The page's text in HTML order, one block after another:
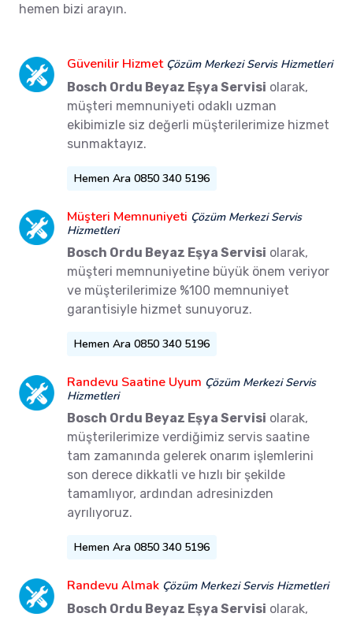
hemen bizi arayın.
Güvenilir Hizmet Çözüm Merkezi Servis Hizmetleri
Bosch Ordu Beyaz Eşya Servisi olarak,
müşteri memnuniyeti odaklı uzman
ekibimizle siz değerli müşterilerimize hizmet
sunmaktayız.
Hemen Ara 0850 340 5196
Müşteri Memnuniyeti Çözüm Merkezi Servis
Hizmetleri
Bosch Ordu Beyaz Eşya Servisi olarak,
müşteri memnuniyetine büyük önem veriyor
ve müşterilerimize %100 memnuniyet
garantisiyle hizmet sunuyoruz.
Hemen Ara 0850 340 5196
Randevu Saatine Uyum Çözüm Merkezi Servis
Hizmetleri
Bosch Ordu Beyaz Eşya Servisi olarak,
müşterilerimize verdiğimiz servis saatine
tam zamanında gelerek onarım işlemlerini
son derece dikkatli ve hızlı bir şekilde
tamamlıyor, ardından adresinizden
ayrılıyoruz.
Hemen Ara 0850 340 5196
Randevu Almak Çözüm Merkezi Servis Hizmetleri
Bosch Ordu Beyaz Eşya Servisi olarak,